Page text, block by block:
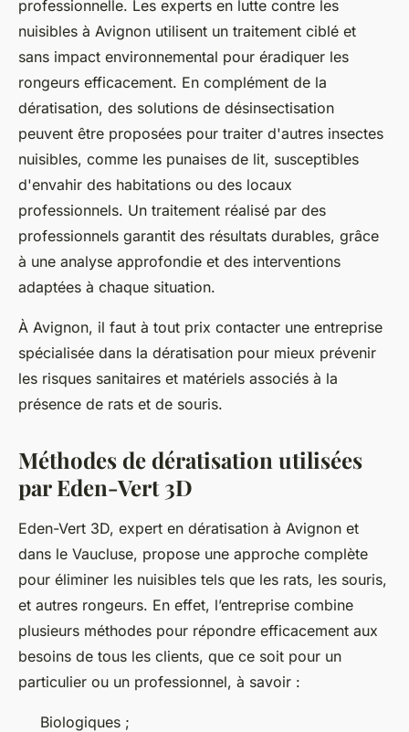
professionnelle. Les experts en lutte contre les
nuisibles à Avignon utilisent un traitement ciblé et
sans impact environnemental pour éradiquer les
rongeurs efficacement. En complément de la
dératisation, des solutions de désinsectisation
peuvent être proposées pour traiter d'autres insectes
nuisibles, comme les punaises de lit, susceptibles
d'envahir des habitations ou des locaux
professionnels. Un traitement réalisé par des
professionnels garantit des résultats durables, grâce
à une analyse approfondie et des interventions
adaptées à chaque situation.
À Avignon, il faut à tout prix contacter une entreprise
spécialisée dans la dératisation pour mieux prévenir
les risques sanitaires et matériels associés à la
présence de rats et de souris.
Méthodes de dératisation utilisées
par Eden-Vert 3D
Eden-Vert 3D, expert en dératisation à Avignon et
dans le Vaucluse, propose une approche complète
pour éliminer les nuisibles tels que les rats, les souris,
et autres rongeurs. En effet, l’entreprise combine
plusieurs méthodes pour répondre efficacement aux
besoins de tous les clients, que ce soit pour un
particulier ou un professionnel, à savoir :
Biologiques ;